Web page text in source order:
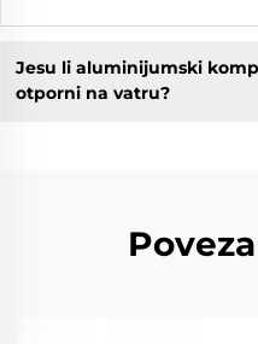
Jesu li aluminijumski
otporni na vatru?